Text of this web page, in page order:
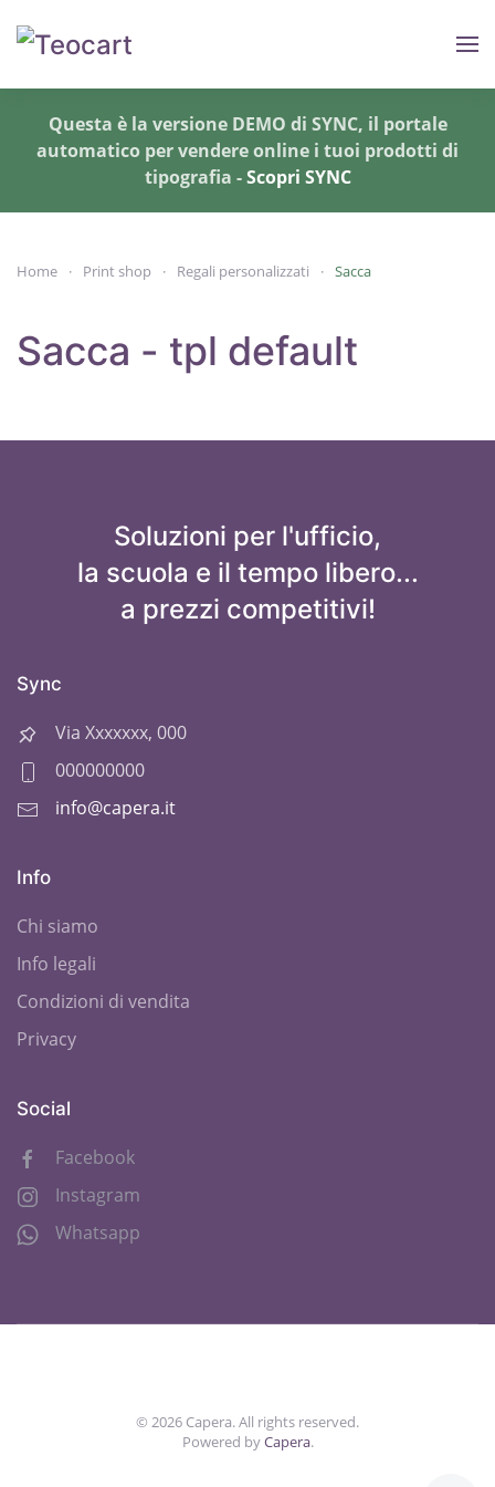
Skip to main content
Questa è la versione DEMO di SYNC, il portale
automatico per vendere online i tuoi prodotti di
tipografia -Scopri SYNC
Home Print shop Regali personalizzati Sacca
Sacca - tpl default
Soluzioni per l'ufficio,
la scuola e il tempo libero...
a prezzi competitivi!
Sync
Via Xxxxxxx, 000
000000000
info@capera.it
Info
Chi siamo
Info legali
Condizioni di vendita
Privacy
Social
Facebook
Instagram
Whatsapp
© 2026 Capera. All rights reserved.
Powered byCapera.